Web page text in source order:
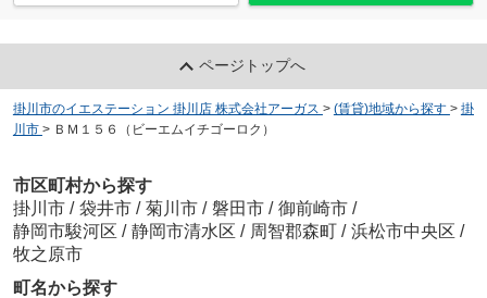
ページトップへ
掛川市のイエステーション 掛川店 株式会社アーガス > (賃貸)地域から探す > 掛
川市 > ＢＭ１５６（ビーエムイチゴーロク）
市区町村から探す
掛川市 / 袋井市 / 菊川市 / 磐田市 / 御前崎市 /
静岡市駿河区 / 静岡市清水区 / 周智郡森町 / 浜松市中央区 /
牧之原市
町名から探す